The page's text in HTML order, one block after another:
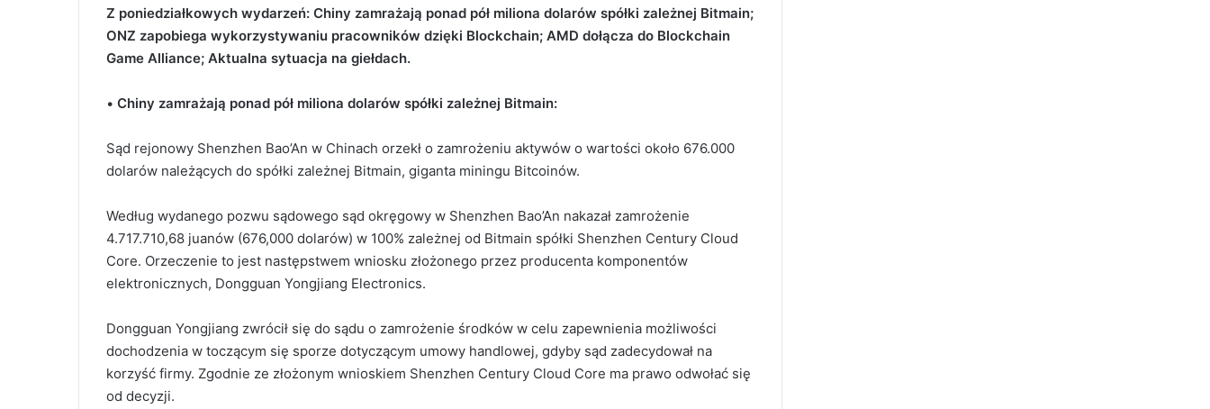
Z poniedziałkowych wydarzeń: Chiny zamrażają ponad pół miliona dolarów spółki zależnej Bitmain;
ONZ zapobiega wykorzystywaniu pracowników dzięki Blockchain; AMD dołącza do Blockchain
Game Alliance; Aktualna sytuacja na giełdach.
• Chiny zamrażają ponad pół miliona dolarów spółki zależnej Bitmain:
Sąd rejonowy Shenzhen Bao’An w Chinach orzekł o zamrożeniu aktywów o wartości około 676.000
dolarów należących do spółki zależnej Bitmain, giganta miningu Bitcoinów.
Według wydanego pozwu sądowego sąd okręgowy w Shenzhen Bao’An nakazał zamrożenie
4.717.710,68 juanów (676,000 dolarów) w 100% zależnej od Bitmain spółki Shenzhen Century Cloud
Core. Orzeczenie to jest następstwem wniosku złożonego przez producenta komponentów
elektronicznych, Dongguan Yongjiang Electronics.
Dongguan Yongjiang zwrócił się do sądu o zamrożenie środków w celu zapewnienia możliwości
dochodzenia w toczącym się sporze dotyczącym umowy handlowej, gdyby sąd zadecydował na
korzyść firmy. Zgodnie ze złożonym wnioskiem Shenzhen Century Cloud Core ma prawo odwołać się
od decyzji.